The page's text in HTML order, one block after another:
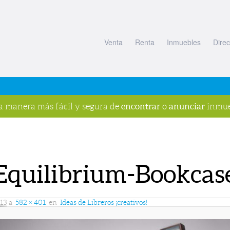
Venta Renta Inmuebles
manera más fácil y segura de encontrar o anunciar
a 582 × 401 en Ideas de Libreros ¡creativos!